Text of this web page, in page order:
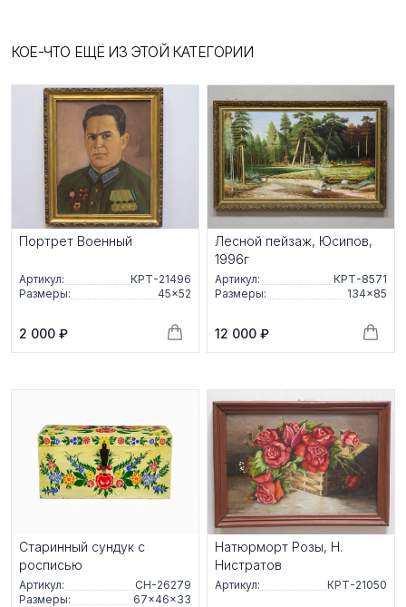
КОЕ-ЧТО ЕЩЁ ИЗ ЭТОЙ КАТЕГОРИИ
Портрет Военный
Артикул:
КРТ-21496
Размеры:
45×52
2 000 ₽
Лесной пейзаж, Юсипов,
1996г
Артикул:
КРТ-8571
Размеры:
134×85
12 000 ₽
Старинный сундук с
росписью
Артикул:
СН-26279
Размеры:
67×46×33
Натюрморт Розы, Н.
Нистратов
Артикул: КРТ-21050